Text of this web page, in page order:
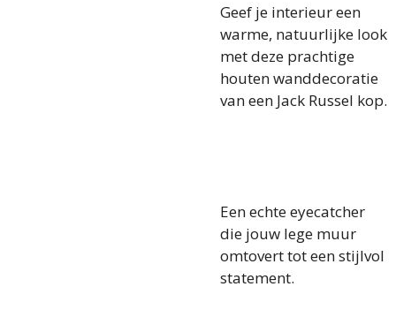
Geef je interieur een
warme, natuurlijke look
met deze prachtige
houten wanddecoratie
van een Jack Russel kop.
Een echte eyecatcher
die jouw lege muur
omtovert tot een stijlvol
statement.